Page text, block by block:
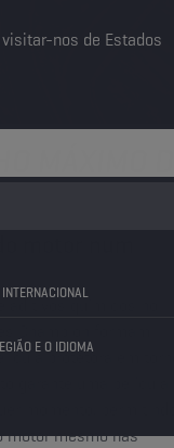
nos de Estados
E O IDIOMA
MÁXIMO DO
protetora em torno
motor mesmo nas